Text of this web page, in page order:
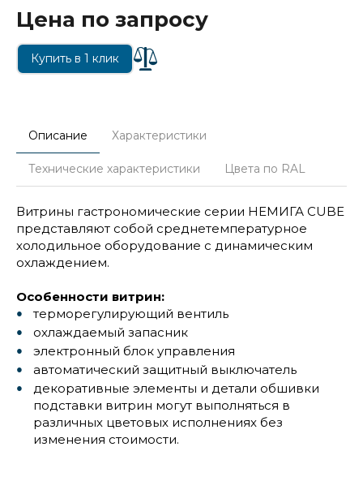
Цена по запросу
Купить в 1 клик
Описание Характеристики
Технические характеристики Цвета по RAL
Витрины гастрономические серии НЕМИГА CUBE
представляют собой среднетемпературное
холодильное оборудование с динамическим
охлаждением.
Особенности витрин:
терморегулирующий вентиль
охлаждаемый запасник
электронный блок управления
автоматический защитный выключатель
декоративные элементы и детали обшивки
подставки витрин могут выполняться в
различных цветовых исполнениях без
изменения стоимости.